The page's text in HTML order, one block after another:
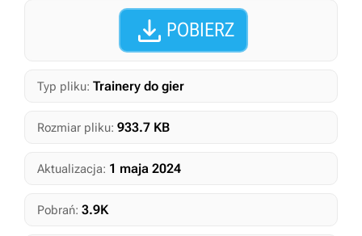
 POBIERZ
Typ pliku: Trainery do gier
Rozmiar pliku: 933.7 KB
Aktualizacja: 1 maja 2024
Pobrań: 3.9K